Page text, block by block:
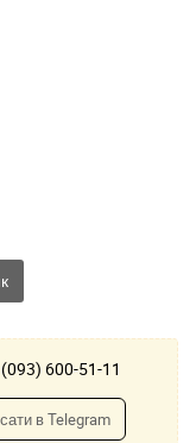
600-51-11
в Telegram